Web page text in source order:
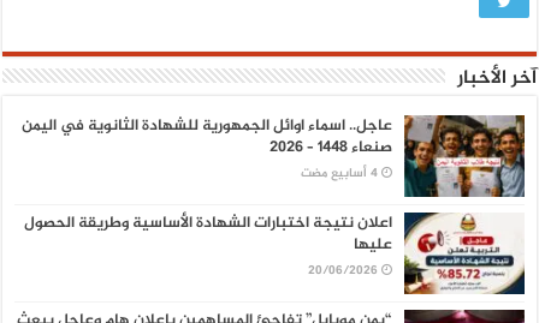
آخر الأخبار
عاجل.. اسماء اوائل الجمهورية للشهادة الثانوية في اليمن
صنعاء 1448 – 2026
اعلان نتيجة اختبارات الشهادة الأساسية وطريقة الحصول
عليها
20/06/2026